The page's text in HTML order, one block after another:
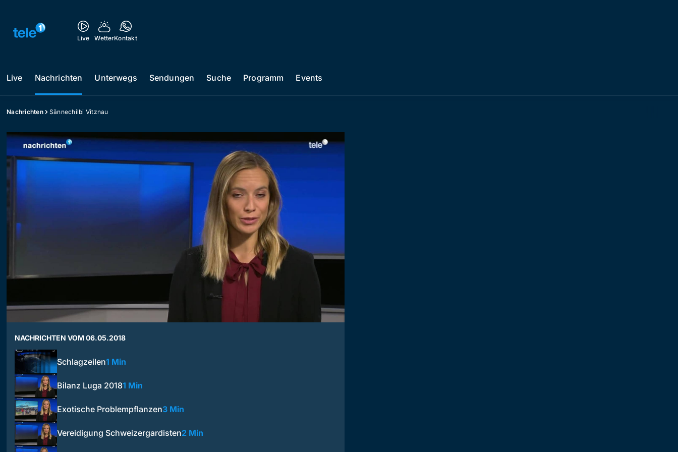
Live WetterKontakt
Live Nachrichten Unterwegs Sendungen Suche Programm Events
Nachrichten Sännechilbi Vitznau
NACHRICHTEN VOM 06.05.2018
Schlagzeilen1 Min
Bilanz Luga 20181 Min
Exotische Problempflanzen3 Min
Vereidigung Schweizergardisten2 Min